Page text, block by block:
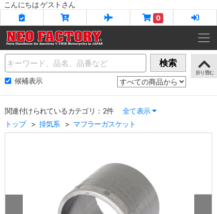
こんにちは ゲストさん
0
Name 検索
候補表示
関連付けられているカテゴリ：2件
全て表示
トップ
排気系 マフラーガスケット